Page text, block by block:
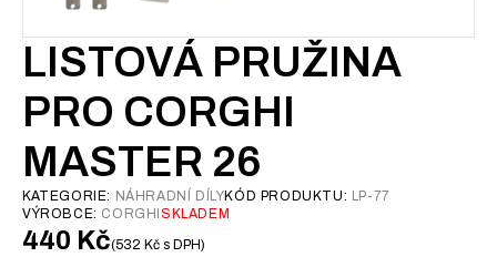
LISTOVÁ PRUŽINA
PRO CORGHI
MASTER 26
KATEGORIE: NÁHRADNÍ DÍLYKÓD PRODUKTU: LP-77
VÝROBCE: CORGHI SKLADEM
440 Kč 532 Kč s DPH